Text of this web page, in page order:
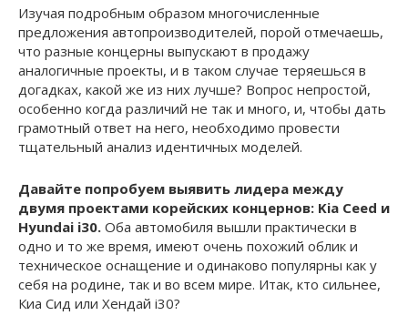
Изучая подробным образом многочисленные
предложения автопроизводителей, порой отмечаешь,
что разные концерны выпускают в продажу
аналогичные проекты, и в таком случае теряешься в
догадках, какой же из них лучше? Вопрос непростой,
особенно когда различий не так и много, и, чтобы дать
грамотный ответ на него, необходимо провести
тщательный анализ идентичных моделей.
Давайте попробуем выявить лидера между
двумя проектами корейских концернов: Kia Ceed и
Hyundai i30. Оба автомобиля вышли практически в
одно и то же время, имеют очень похожий облик и
техническое оснащение и одинаково популярны как у
себя на родине, так и во всем мире. Итак, кто сильнее,
Киа Сид или Хендай i30?